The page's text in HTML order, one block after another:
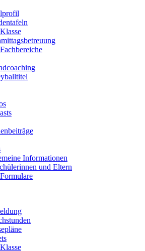
Informationen
und Eltern